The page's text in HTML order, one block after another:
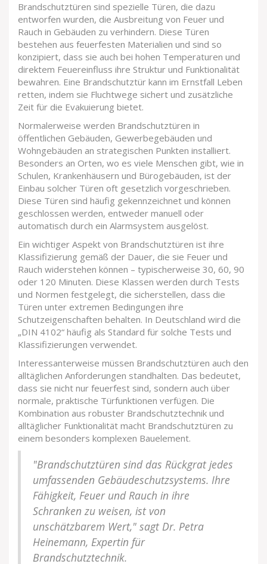
Brandschutztüren sind spezielle Türen, die dazu
entworfen wurden, die Ausbreitung von Feuer und
Rauch in Gebäuden zu verhindern. Diese Türen
bestehen aus feuerfesten Materialien und sind so
konzipiert, dass sie auch bei hohen Temperaturen und
direktem Feuereinfluss ihre Struktur und Funktionalität
bewahren. Eine Brandschutztür kann im Ernstfall Leben
retten, indem sie Fluchtwege sichert und zusätzliche
Zeit für die Evakuierung bietet.
Normalerweise werden Brandschutztüren in
öffentlichen Gebäuden, Gewerbegebäuden und
Wohngebäuden an strategischen Punkten installiert.
Besonders an Orten, wo es viele Menschen gibt, wie in
Schulen, Krankenhäusern und Bürogebäuden, ist der
Einbau solcher Türen oft gesetzlich vorgeschrieben.
Diese Türen sind häufig gekennzeichnet und können
geschlossen werden, entweder manuell oder
automatisch durch ein Alarmsystem ausgelöst.
Ein wichtiger Aspekt von Brandschutztüren ist ihre
Klassifizierung gemäß der Dauer, die sie Feuer und
Rauch widerstehen können – typischerweise 30, 60, 90
oder 120 Minuten. Diese Klassen werden durch Tests
und Normen festgelegt, die sicherstellen, dass die
Türen unter extremen Bedingungen ihre
Schutzeigenschaften behalten. In Deutschland wird die
„DIN 4102“ häufig als Standard für solche Tests und
Klassifizierungen verwendet.
Interessanterweise müssen Brandschutztüren auch den
alltäglichen Anforderungen standhalten. Das bedeutet,
dass sie nicht nur feuerfest sind, sondern auch über
normale, praktische Türfunktionen verfügen. Die
Kombination aus robuster Brandschutztechnik und
alltäglicher Funktionalität macht Brandschutztüren zu
einem besonders komplexen Bauelement.
"Brandschutztüren sind das Rückgrat jedes
umfassenden Gebäudeschutzsystems. Ihre
Fähigkeit, Feuer und Rauch in ihre
Schranken zu weisen, ist von
unschätzbarem Wert," sagt Dr. Petra
Heinemann, Expertin für
Brandschutztechnik.